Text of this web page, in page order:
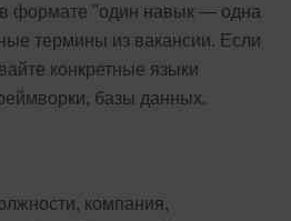
формате "один навык — одна
термины из вакансии. Если
конкретные языки
базы данных.
компания,